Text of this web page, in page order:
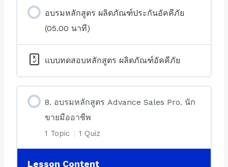
อบรมหลักสูตร ผลิตภัณฑ์ประกันอัคคีภัย
(05.00 นาที)
แบบทดสอบหลักสูตร ผลิตภัณฑ์อัคคีภัย
8. อบรมหลักสูตร Advance Sales Pro. นัก
ขายมืออาชีพ
1 Topic 1 Quiz
Lesson Content